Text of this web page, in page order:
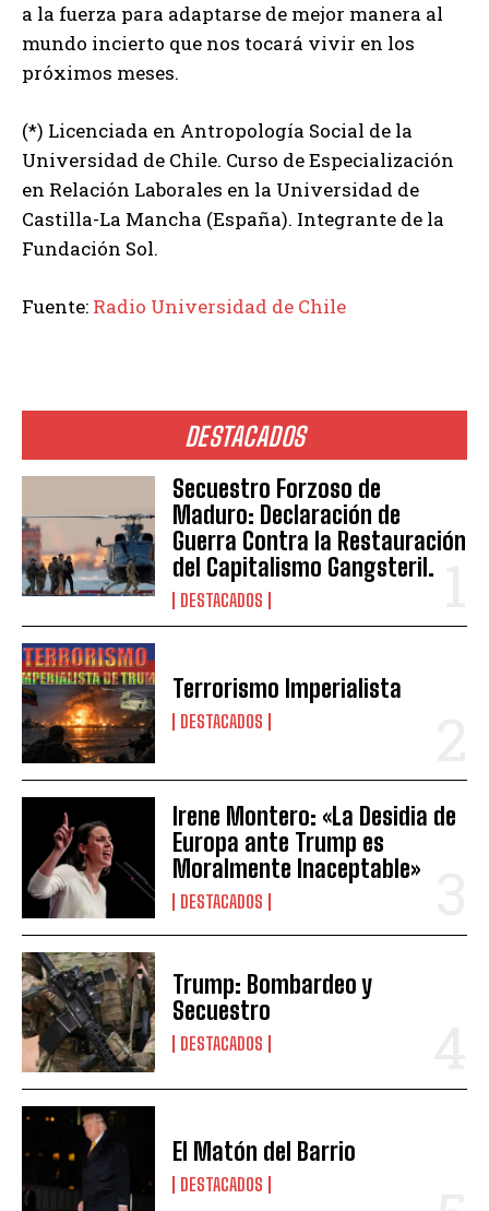
DESTACADOS
Secuestro Forzoso de
Maduro: Declaración de
Guerra Contra la Restauración
del Capitalismo Gangsteril.
DESTACADOS
Terrorismo Imperialista
DESTACADOS
Irene Montero: «La Desidia de
Europa ante Trump es
Moralmente Inaceptable»
DESTACADOS
Trump: Bombardeo y
Secuestro
DESTACADOS
El Matón del Barrio
DESTACADOS
a la fuerza para adaptarse de mejor manera al
mundo incierto que nos tocará vivir en los
próximos meses.
(*) Licenciada en Antropología Social de la
Universidad de Chile. Curso de Especialización
en Relación Laborales en la Universidad de
Castilla-La Mancha (España). Integrante de la
Fundación Sol.
Fuente: Radio Universidad de Chile